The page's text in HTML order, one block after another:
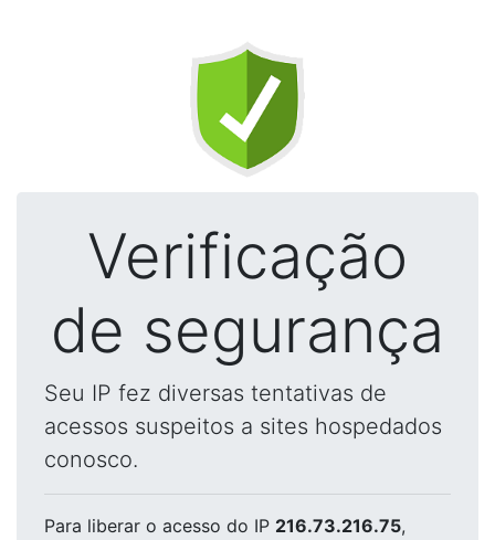
Verificação
de segurança
Seu IP fez diversas tentativas de
acessos suspeitos a sites hospedados
conosco.
Para liberar o acesso do IP 216.73.216.75,